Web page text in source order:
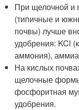
При щелочной и
(типичные и
почвы) лучше
удобрения: KCl
аммония),
На кислых
щелочные
фосфоритная
удобрения.